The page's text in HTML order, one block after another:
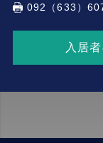
092（633）
入居